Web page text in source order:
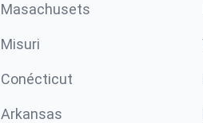
Masachusets
Misuri
Conécticut
Arkansas